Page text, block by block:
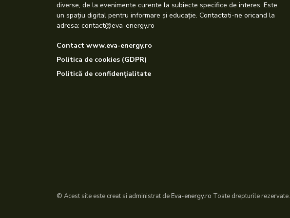
diverse, de la evenimente curente la subiecte specifice de interes. Este
un spațiu digital pentru informare și educație. Contactati-ne oricand la
adresa: contact@eva-energy.ro
Contact www.eva-energy.ro
Politica de cookies (GDPR)
Politică de confidențialitate
© Acest site este creat si administrat deEva-energy.ro Toate drepturile rezervate.